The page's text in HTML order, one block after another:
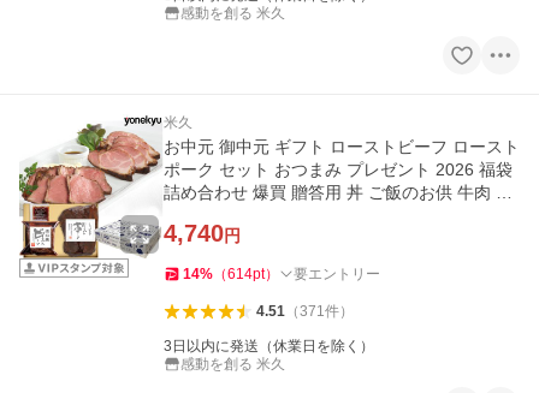
感動を創る 米久
米久
お中元 御中元 ギフト ローストビーフ ロースト
ポーク セット おつまみ プレゼント 2026 福袋
詰め合わせ 爆買 贈答用 丼 ご飯のお供 牛肉 豚
4,740円
14% （614pt） 要エントリー
4.51（371件）
3日以内に発送（休業日を除く）
感動を創る 米久